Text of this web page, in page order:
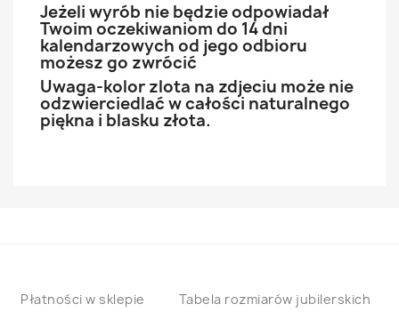
Jeżeli wyrób nie będzie odpowiadał
Twoim oczekiwaniom do 14 dni
kalendarzowych od jego odbioru
możesz go zwrócić
Uwaga-kolor zlota na zdjeciu może nie
odzwierciedlać w całości naturalnego
piękna i blasku złota.
Płatności w sklepie
Tabela rozmiarów jubilerskich